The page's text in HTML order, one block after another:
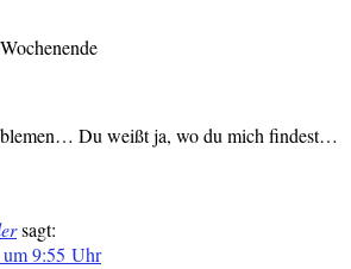
Du weißt ja, wo du mich findest…
sagt:
9:55 Uhr